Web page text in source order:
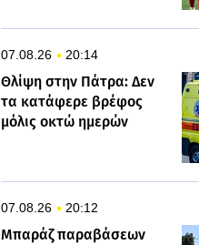
07.08.26 20:14
Θλίψη στην Πάτρα: Δεν
τα κατάφερε βρέφος
μόλις οκτώ ημερών
07.08.26 20:12
Μπαράζ παραβάσεων